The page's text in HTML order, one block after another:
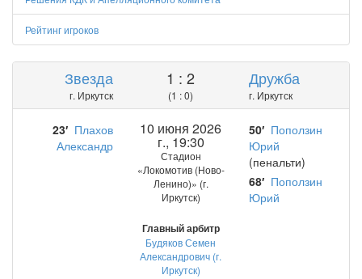
Рейтинг игроков
Звезда
г. Иркутск
1 : 2
(1 : 0)
Дружба
г. Иркутск
23′ Плахов
Александр
10 июня 2026
г., 19:30
Стадион
«Локомотив (Ново-
Ленино)» (г.
Иркутск)
Главный арбитр
Будяков Семен
Александрович (г.
Иркутск)
50′ Поползин
Юрий
(пенальти)
68′ Поползин
Юрий